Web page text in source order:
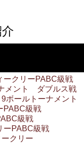
ークリーPABC級戦
メント ダブルス戦
ールトーナメント
PABC級戦
級戦
ーPABC級戦
クリー